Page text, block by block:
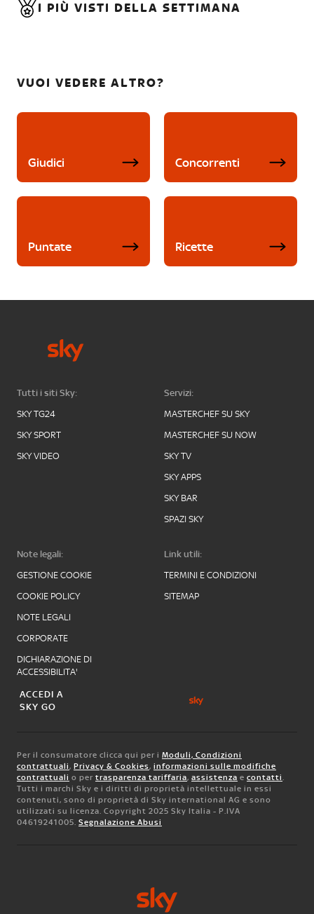
I PIÙ VISTI DELLA SETTIMANA
VUOI VEDERE ALTRO?
Giudici Concorrenti
Puntate Ricette
Tutti i siti Sky:
SKY TG24
SKY SPORT
SKY VIDEO
Servizi:
MASTERCHEF SU SKY
MASTERCHEF SU NOW
SKY TV
SKY APPS
SKY BAR
SPAZI SKY
Note legali:
GESTIONE COOKIE
COOKIE POLICY
NOTE LEGALI
CORPORATE
DICHIARAZIONE DI
ACCESSIBILITA'
Link utili:
TERMINI E CONDIZIONI
SITEMAP
ACCEDI A
SKY GO
Per il consumatore clicca qui per i Moduli, Condizioni
contrattuali, Privacy & Cookies, informazioni sulle modifiche
contrattuali o per trasparenza tariffaria, assistenza e contatti.
Tutti i marchi Sky e i diritti di proprietà intellettuale in essi
contenuti, sono di proprietà di Sky international AG e sono
utilizzati su licenza. Copyright 2025 Sky Italia - P.IVA
04619241005. Segnalazione Abusi